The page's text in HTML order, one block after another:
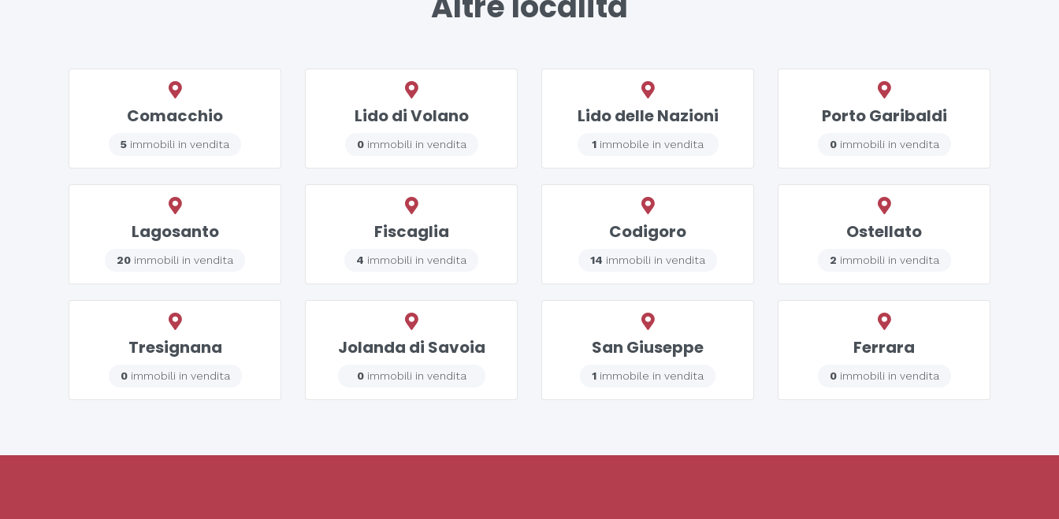
Comacchio
5 immobili in vendita
Lido di Volano
0immobili in vendita
Lido delle Nazioni
1 immobile in vendita
Porto Garibaldi
0immobili in vendita
Lagosanto
20 immobili in vendita
Fiscaglia
4 immobili in vendita
Codigoro
14 immobili in vendita
Ostellato
2 immobili in vendita
Tresignana
0immobili in vendita
Jolanda di Savoia
0immobili in vendita
San Giuseppe
1 immobile in vendita
Ferrara
0immobili in vendita